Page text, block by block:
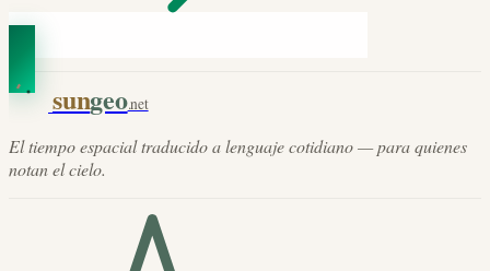
sungeo.net
El tiempo espacial traducido a lenguaje cotidiano — para quienes
notan el cielo.